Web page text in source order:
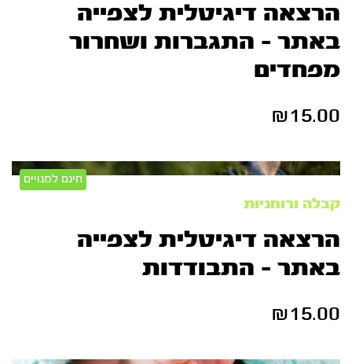
הרצאה דיגיטלית לצפייה
באתר – התגברות ושחרור
מפחדים
₪15.00
חינם למנויים
קבלה ורוחניות
הרצאה דיגיטלית לצפייה
באתר – התבודדות
₪15.00